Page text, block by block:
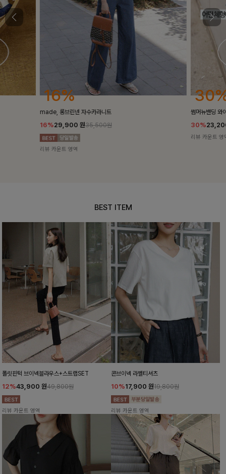
30%
썸머뉴밴딩 와이드슬랙스[S,M,L사이즈]
30%23,200원33,100원
리뷰 카운트 영역
밴스트라이프
25%
BEST ITEM
폴릿핀턱 브이넥블라우스+스트랩SET
12%43,900 원49,800원
리뷰 카운트 영역
콘브이넥 라벨티셔츠
10%17,900 원19,800원
리뷰 카운트 영역